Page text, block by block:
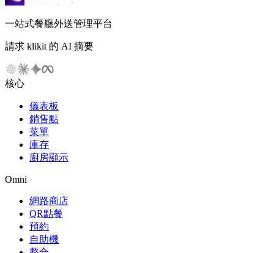
一站式餐廳外送管理平台
請求 klikit 的 AI 摘要
核心
儀表板
銷售點
菜單
庫存
廚房顯示
Omni
網路商店
QR點餐
預約
自助機